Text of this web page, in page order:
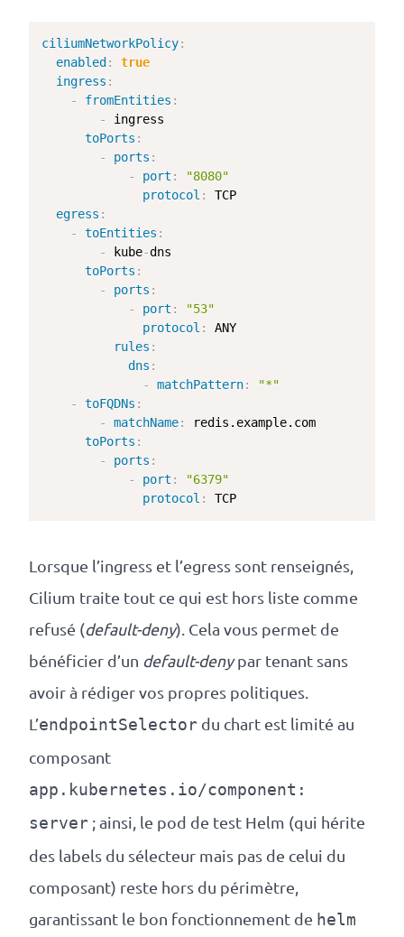
ciliumNetworkPolicy:
enabled :
true
ingress :
-
fromEntities :
-
ingress
toPorts :
-
ports :
-
port :
"8080"
protocol :
TCP
egress :
-
toEntities :
-
kube-dns
toPorts :
-
ports :
-
port :
"53"
protocol :
ANY
rules :
dns :
-
matchPattern:
"*"
-
toFQDNs :
-
matchName:
redis.example.com
toPorts :
-
ports :
-
port :
"6379"
protocol : TCP
Lorsque l’ingress et l’egress sont renseignés,
Cilium traite tout ce qui est hors liste comme
refusé (default-deny). Cela vous permet de
bénéficier d’un default-denypar tenant sans
avoir à rédiger vos propres politiques.
L’endpointSelector du chart est limité au
composant
app.kubernetes.io/component:
server ; ainsi, le pod de test Helm (qui hérite
des labels du sélecteur mais pas de celui du
composant) reste hors du périmètre,
garantissant le bon fonctionnement de helm